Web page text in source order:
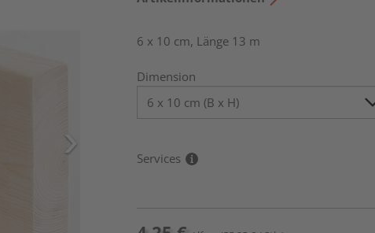
6 x 10 cm, Länge 13 m
Dimension
Services